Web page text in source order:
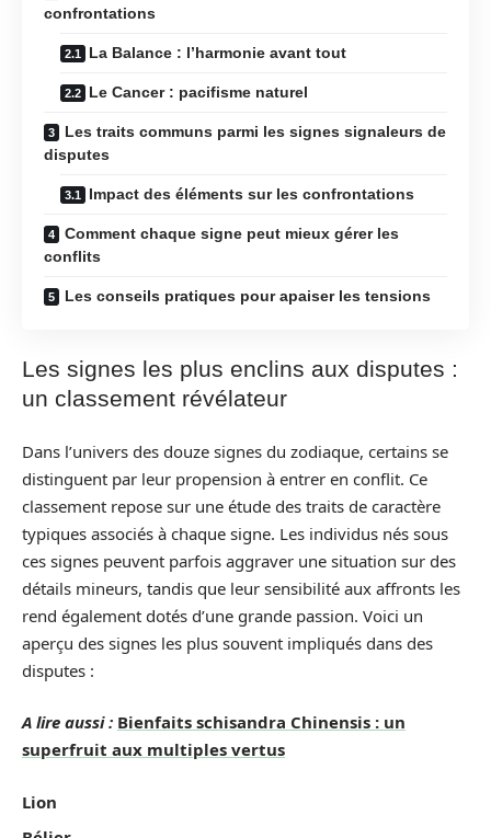
confrontations
La Balance : l’harmonie avant tout
Le Cancer : pacifisme naturel
Les traits communs parmi les signes signaleurs de
disputes
Impact des éléments sur les confrontations
Comment chaque signe peut mieux gérer les
conflits
Les conseils pratiques pour apaiser les tensions
Les signes les plus enclins aux disputes :
un classement révélateur
Dans l’univers des douze signes du zodiaque, certains se
distinguent par leur propension à entrer en conflit. Ce
classement repose sur une étude des traits de caractère
typiques associés à chaque signe. Les individus nés sous
ces signes peuvent parfois aggraver une situation sur des
détails mineurs, tandis que leur sensibilité aux affronts les
rend également dotés d’une grande passion. Voici un
aperçu des signes les plus souvent impliqués dans des
disputes :
A lire aussi : Bienfaits schisandra Chinensis : un
superfruit aux multiples vertus
Lion